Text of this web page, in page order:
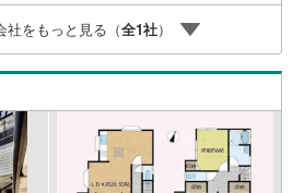
。3.どんなに信用のある建築会社でも
ることは重要ですよね。弊社は特殊機
ペクションを実施します。
社をもっと見る（全1社）